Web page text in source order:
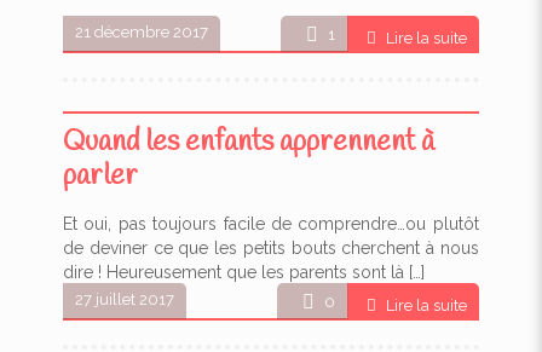
21 décembre 2017 1 Lire la suite
27 juillet 2017
Quand les enfants apprennent à
parler
Et oui, pas toujours facile de comprendre…ou plutôt
de deviner ce que les petits bouts cherchent à nous
dire ! Heureusement que les parents sont là […]
0 Lire la suite